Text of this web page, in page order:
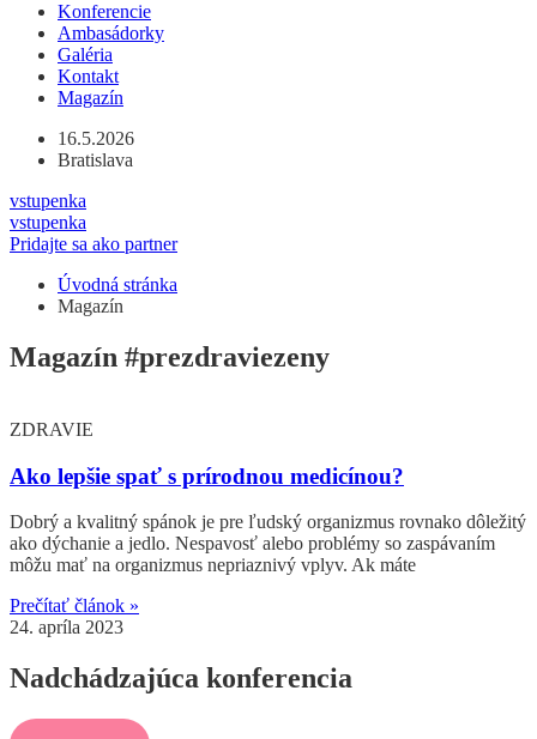
Konferencie
Ambasádorky
Galéria
Kontakt
Magazín
16.5.2026
Bratislava
vstupenka
vstupenka
Pridajte sa ako partner
Úvodná stránka
Magazín
Magazín #prezdraviezeny
ZDRAVIE
Ako lepšie spať s prírodnou medicínou?
Dobrý a kvalitný spánok je pre ľudský organizmus rovnako dôležitý
ako dýchanie a jedlo. Nespavosť alebo problémy so zaspávaním
môžu mať na organizmus nepriaznivý vplyv. Ak máte
Prečítať článok »
24. apríla 2023
Nadchádzajúca konferencia